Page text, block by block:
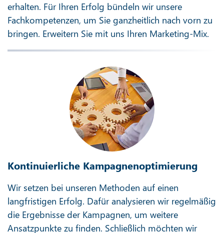
erhalten. Für Ihren Erfolg bündeln wir unsere
Fachkompetenzen, um Sie ganzheitlich nach vorn zu
bringen. Erweitern Sie mit uns Ihren Marketing-Mix.
Kontinuierliche Kampagnenoptimierung
Wir setzen bei unseren Methoden auf einen
langfristigen Erfolg. Dafür analysieren wir regelmäßig
die Ergebnisse der Kampagnen, um weitere
Ansatzpunkte zu finden. Schließlich möchten wir